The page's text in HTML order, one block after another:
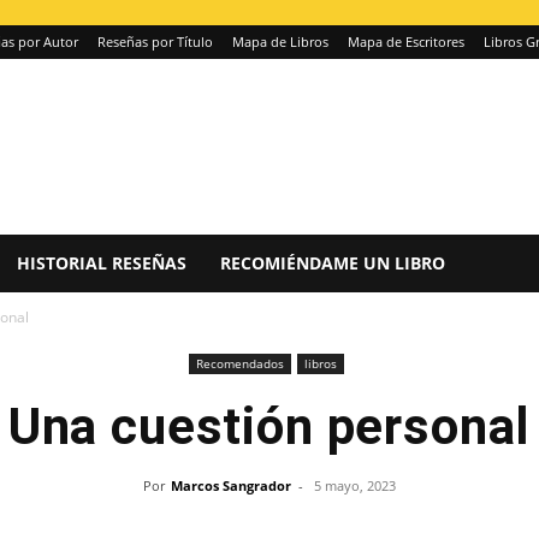
por Autor Reseñas por Título Mapa de Libros Mapa de Escritores Libros
HISTORIAL RESEÑAS RECOMIÉNDAME UN LIBRO
Recomendados libros
Una cuestión personal
Por Marcos Sangrador - 5 mayo, 2023